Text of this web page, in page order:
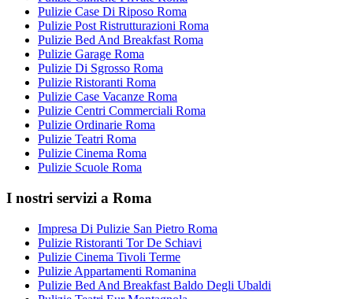
Pulizie Case Di Riposo Roma
Pulizie Post Ristrutturazioni Roma
Pulizie Bed And Breakfast Roma
Pulizie Garage Roma
Pulizie Di Sgrosso Roma
Pulizie Ristoranti Roma
Pulizie Case Vacanze Roma
Pulizie Centri Commerciali Roma
Pulizie Ordinarie Roma
Pulizie Teatri Roma
Pulizie Cinema Roma
Pulizie Scuole Roma
I nostri servizi a Roma
Impresa Di Pulizie San Pietro Roma
Pulizie Ristoranti Tor De Schiavi
Pulizie Cinema Tivoli Terme
Pulizie Appartamenti Romanina
Pulizie Bed And Breakfast Baldo Degli Ubaldi